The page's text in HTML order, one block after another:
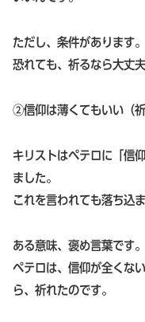
ただし、条件があります
恐れても、祈るなら大丈
②信仰は薄くてもいい（祈
キリストはペテロに「信
ました。
これを言われても落ち込
ある意味、褒め言葉です。
ペテロは、信仰が全くな
ら、祈れたのです。